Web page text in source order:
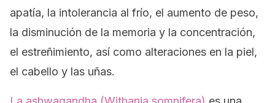
apatía, la intolerancia al frío, el aumento de peso,
la disminución de la memoria y la concentración,
el estreñimiento, así como alteraciones en la piel,
el cabello y las uñas.